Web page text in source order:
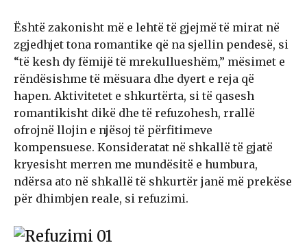
Është zakonisht më e lehtë të gjejmë të mirat në
zgjedhjet tona romantike që na sjellin pendesë, si
“të kesh dy fëmijë të mrekullueshëm,” mësimet e
rëndësishme të mësuara dhe dyert e reja që
hapen. Aktivitetet e shkurtërta, si të qasesh
romantikisht dikë dhe të refuzohesh, rrallë
ofrojnë llojin e njësoj të përfitimeve
kompensuese. Konsideratat në shkallë të gjatë
kryesisht merren me mundësitë e humbura,
ndërsa ato në shkallë të shkurtër janë më prekëse
për dhimbjen reale, si refuzimi.